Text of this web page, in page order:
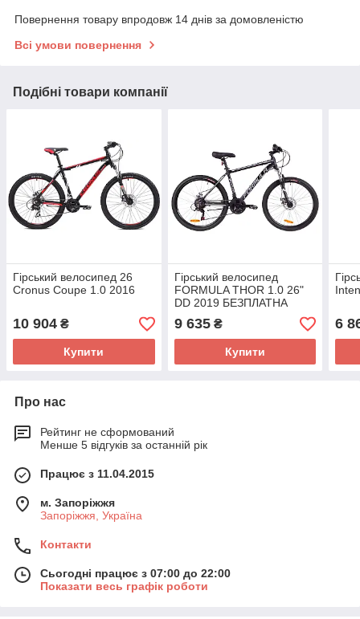
Повернення товару впродовж 14 днів за домовленістю
Всі умови повернення
Подібні товари компанії
Гірський велосипед 26
Cronus Coupe 1.0 2016
10 904 ₴
Купити
Гірський велосипед
FORMULA THOR 1.0 26"
DD 2019 БЕЗПЛАТНА
ДОСТАВКА
9 635₴
Купити
6
Про нас
Рейтинг не сформований
Менше 5 відгуків за останній рік
Працює з 11.04.2015
м. Запоріжжя
Запоріжжя, Україна
Контакти
Сьогодні працює з 07:00 до 22:00
Показати весь графік роботи